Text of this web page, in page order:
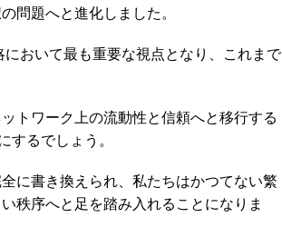
問題へと進化しました。
おいて最も重要な視点となり、これまで
トワーク上の流動性と信頼へと移行する
するでしょう。
に書き換えられ、私たちはかつてない繁
秩序へと足を踏み入れることになりま